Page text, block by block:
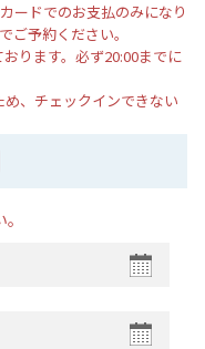
ードでのお支払のみになり
ご予約ください。
ります。必ず20:00までに
、チェックインできない